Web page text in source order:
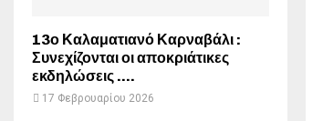
13ο Καλαματιανό Καρναβάλι :
Συνεχίζονται οι αποκριάτικες
εκδηλώσεις ….
17 Φεβρουαρίου 2026